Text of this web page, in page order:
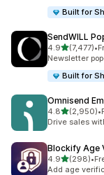
Built for
SendWILL
4.95つ星中
(7,477)
合計レビュー数
•
Newsletter
Built for
Omnisend
4.85つ星中
(2,950)
合計レビュー •
Drive sales
Blockify Age
4.95つ星中
(298)
合計レビュー
•
Add age